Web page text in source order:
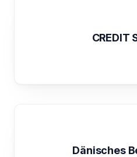
CREDIT
Dänisches